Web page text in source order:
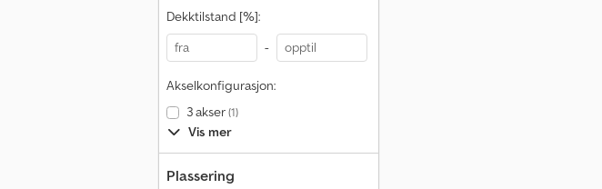
Dekktilstand [%]:
-
Akselkonfigurasjon:
3 akser(1)
Vis mer
Plassering